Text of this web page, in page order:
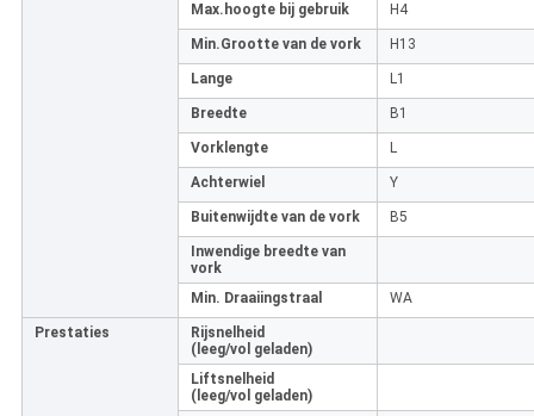
Max.hoogte bij gebruik H4
Min.Grootte van de vork H13
Lange L1
Breedte B1
Vorklengte L
Achterwiel Y
Buitenwijdte van de vork B5
Inwendige breedte van
vork
Min. Draaiingstraal
WA
Prestaties
Rijsnelheid
(leeg/vol geladen)
Liftsnelheid
(leeg/vol geladen)